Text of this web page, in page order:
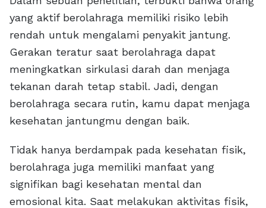
yang aktif berolahraga memiliki risiko lebih
rendah untuk mengalami penyakit jantung.
Gerakan teratur saat berolahraga dapat
meningkatkan sirkulasi darah dan menjaga
tekanan darah tetap stabil. Jadi, dengan
berolahraga secara rutin, kamu dapat menjaga
kesehatan jantungmu dengan baik.
Tidak hanya berdampak pada kesehatan fisik,
berolahraga juga memiliki manfaat yang
signifikan bagi kesehatan mental dan
emosional kita. Saat melakukan aktivitas fisik,